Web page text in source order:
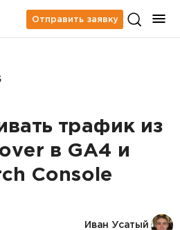
Отправить заявку
трафик из
в GA4 и
Console
Иван Усатый